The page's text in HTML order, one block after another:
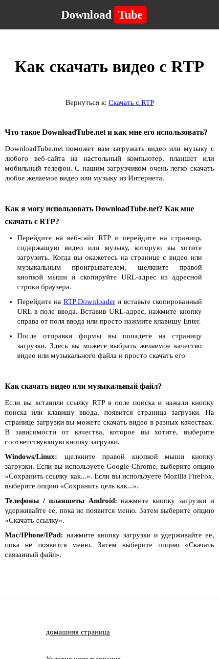
Download Tube
Как скачать видео с RTP
Вернуться к: Скачать с RTP
Что такое DownloadTube.net и как мне его использовать?
DownloadTube.net поможет вам загружать видео или музыку с
любого веб-сайта на настольный компьютер, планшет или
мобильный телефон. С нашим загрузчиком очень легко скачать
любое желаемое видео или музыку из Интернета.
Как я могу использовать DownloadTube.net? Как мне
скачать с RTP?
Перейдите на веб-сайт RTP и перейдите на страницу,
содержащую видео или музыку, которую вы хотите
загрузить. Когда вы окажетесь на странице с видео или
музыкальным проигрывателем, щелкните правой
кнопкой мыши и скопируйте URL-адрес из адресной
строки браузера.
Перейдите на RTP Downloader и вставьте скопированный
URL в поле ввода. Вставив URL-адрес, нажмите кнопку
справа от поля ввода или просто нажмите клавишу Enter.
После отправки формы вы попадете на страницу
загрузки. Здесь вы можете выбрать желаемое качество
видео или музыкального файла и просто скачать его
Как скачать видео или музыкальный файл?
Если вы вставили ссылку RTP в поле поиска и нажали кнопку
поиска или клавишу ввода, появится страница загрузки. На
странице загрузки вы можете скачать видео в разных качествах.
В зависимости от качества, которое вы хотите, выберите
соответствующую кнопку загрузки.
Windows/Linux: щелкните правой кнопкой мыши кнопку
загрузки. Если вы используете Google Chrome, выберите опцию
«Сохранить ссылку как...». Если вы используете Mozilla FireFox,
выберите опцию «Сохранить цель как...».
Телефоны / планшеты Android: нажмите кнопку загрузки и
удерживайте ее, пока не появится меню. Затем выберите опцию
«Скачать ссылку».
Mac/IPhone/IPad: нажмите кнопку загрузки и удерживайте ее,
пока не появится меню. Затем выберите опцию «Скачать
связанный файл».
домашняя страница